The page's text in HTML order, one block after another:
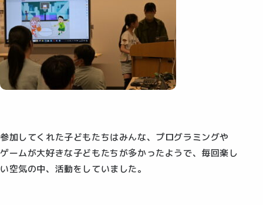
参加してくれた子どもたちはみんな、プログラミングや
ゲームが大好きな子どもたちが多かったようで、毎回楽し
い空気の中、活動をしていました。